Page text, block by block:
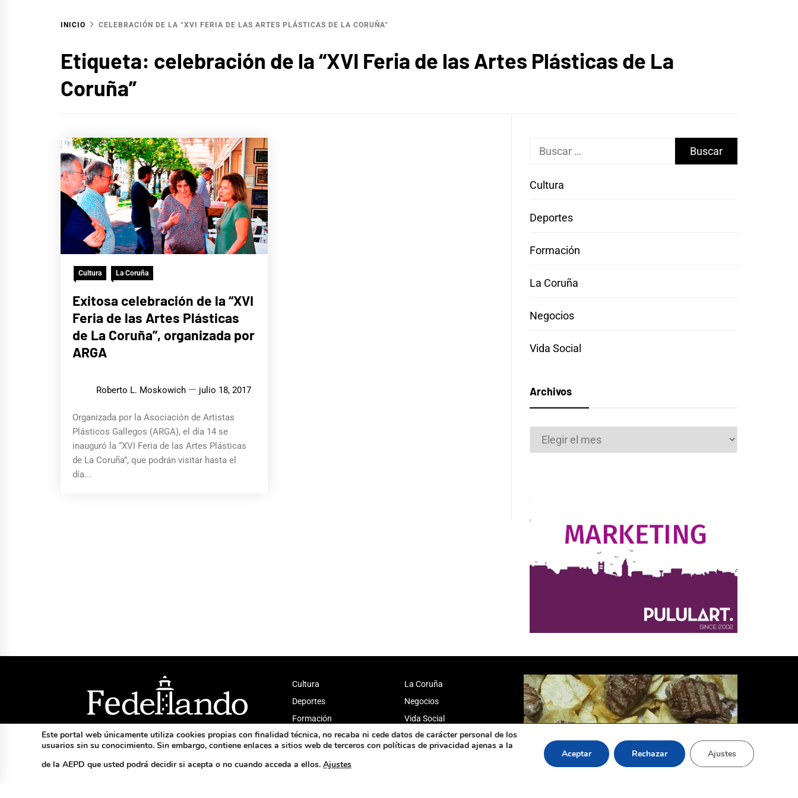
INICIO CELEBRACIÓN DE LA “XVI FERIA DE LAS ARTES PLÁSTICAS DE LA CORUÑA”
Etiqueta: celebración de la “XVI Feria de las Artes Plásticas de La
Coruña”
Cultura La Coruña
Exitosa celebración de la “XVI
Feria de las Artes Plásticas
de La Coruña”, organizada por
ARGA
Roberto L. Moskowich julio 18, 2017
Organizada por la Asociación de Artistas
Plásticos Gallegos (ARGA), el día 14 se
inauguró la “XVI Feria de las Artes Plásticas
de La Coruña”, que podrán visitar hasta el
día...
Buscar:
Cultura
Deportes
Formación
La Coruña
Negocios
Vida Social
Archivos
Archivos
Facebook
Twitter
Cultura
Deportes
Formación
La Coruña
Negocios
Vida Social
Este portal web únicamente utiliza cookies propias con finalidad técnica, no recaba ni cede datos de carácter personal de los
usuarios sin su conocimiento. Sin embargo, contiene enlaces a sitios web de terceros con políticas de privacidad ajenas a la
de la AEPD que usted podrá decidir si acepta o no cuando acceda a ellos. Ajustes
Aceptar Rechazar Ajustes